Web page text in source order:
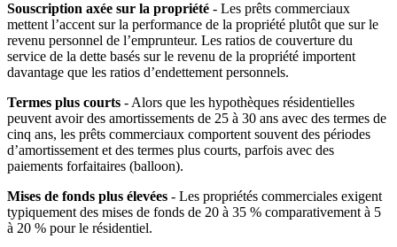
Souscription axée sur la propriété - Les prêts commerciaux
mettent l’accent sur la performance de la propriété plutôt que sur le
revenu personnel de l’emprunteur. Les ratios de couverture du
service de la dette basés sur le revenu de la propriété importent
davantage que les ratios d’endettement personnels.
Termes plus courts - Alors que les hypothèques résidentielles
peuvent avoir des amortissements de 25 à 30 ans avec des termes de
cinq ans, les prêts commerciaux comportent souvent des périodes
d’amortissement et des termes plus courts, parfois avec des
paiements forfaitaires (balloon).
Mises de fonds plus élevées - Les propriétés commerciales exigent
typiquement des mises de fonds de 20 à 35 % comparativement à 5
à 20 % pour le résidentiel.